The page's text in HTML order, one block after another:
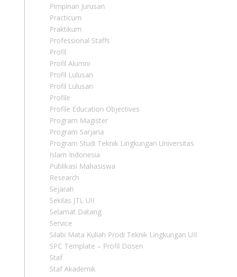
Pimpinan Jurusan
Practicum
Praktikum
Professional Staffs
Profil
Profil Alumni
Profil Lulusan
Profil Lulusan
Profile
Profile Education Objectives
Program Magister
Program Sarjana
Program Studi Teknik Lingkungan Universitas
Islam Indonesia
Publikasi Mahasiswa
Research
Sejarah
Sekilas JTL UII
Selamat Datang
Service
Silabi Mata Kuliah Prodi Teknik Lingkungan UII
SPC Template – Profil Dosen
Staf
Staf Akademik